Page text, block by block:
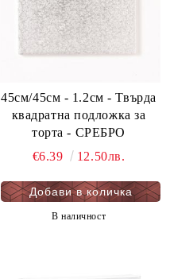
45см/45см - 1.2см - Твърда
квадратна подложка за
торта - СРЕБРО
€6.39
12.50лв.
В наличност